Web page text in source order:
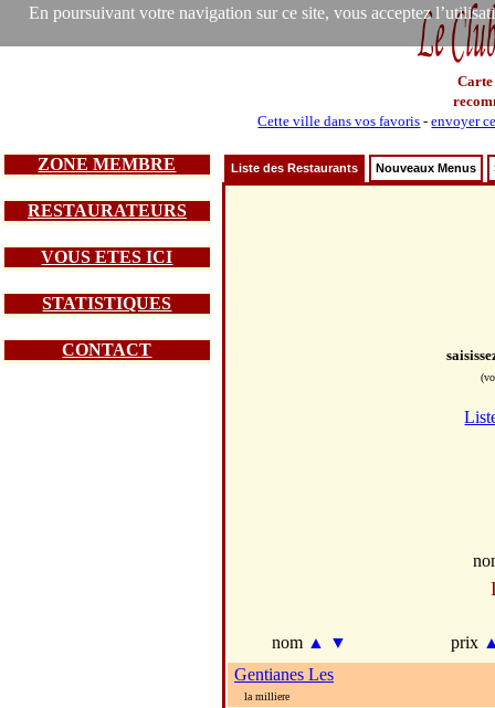
En poursuivant votre navigation sur ce site, vous acceptez
Carte
Cette ville dans vos favoris -envoyer
ZONE MEMBRE
RESTAURATEURS
VOUS ETES ICI
STATISTIQUES
CONTACT
Liste des Restaurants Nouveaux Menus
nom ▲ ▼ prix
Gentianes Les
la milliere